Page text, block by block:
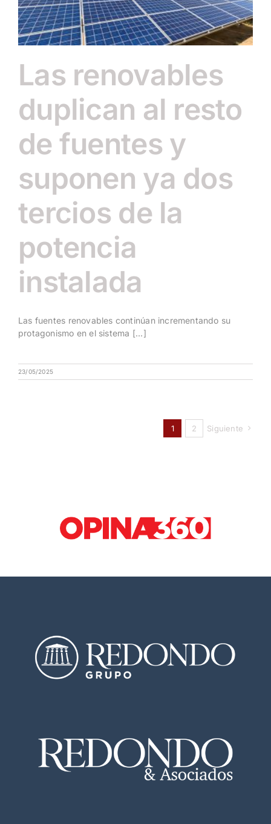
Las renovables
duplican al resto
de fuentes y
suponen ya dos
tercios de la
potencia
instalada
Las fuentes renovables continúan incrementando su
protagonismo en el sistema [...]
23/05/2025
1 2 Siguiente